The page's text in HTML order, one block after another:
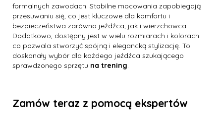
formalnych zawodach. Stabilne mocowania zapobiegają
przesuwaniu się, co jest kluczowe dla komfortu i
bezpieczeństwa zarówno jeźdźca, jak i wierzchowca.
Dodatkowo, dostępny jest w wielu rozmiarach i kolorach
co pozwala stworzyć spójną i elegancką stylizację. To
doskonały wybór dla każdego jeźdźca szukającego
sprawdzonego sprzętu na trening.
Zamów teraz z pomocą ekspertów